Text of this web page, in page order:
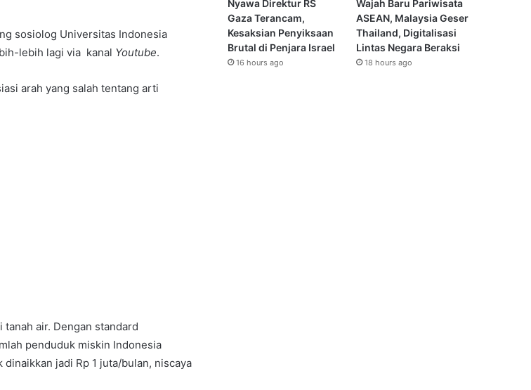
sosiolog Universitas Indonesia
lebih lagi via kanal Youtube.
arah yang salah tentang arti
air. Dengan standard
penduduk miskin Indonesia
jadi Rp 1 juta/bulan, niscaya
Nyawa Direktur RS
Gaza Terancam,
Kesaksian Penyiksaan
Brutal di Penjara Israel
16 hours ago
Wajah Baru Pariwisata
ASEAN, Malaysia Geser
Thailand, Digitalisasi
Lintas Negara Beraksi
18 hours ago